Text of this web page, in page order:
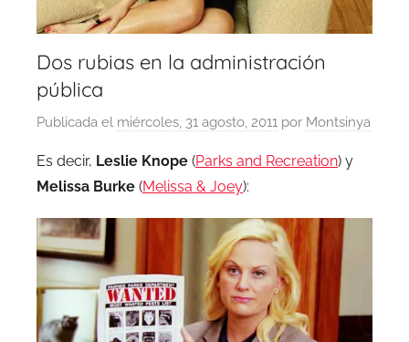
Dos rubias en la administración
pública
Publicada el miércoles, 31 agosto, 2011 por Montsinya
Es decir, Leslie Knope (Parks and Recreation) y
Melissa Burke (Melissa & Joey):